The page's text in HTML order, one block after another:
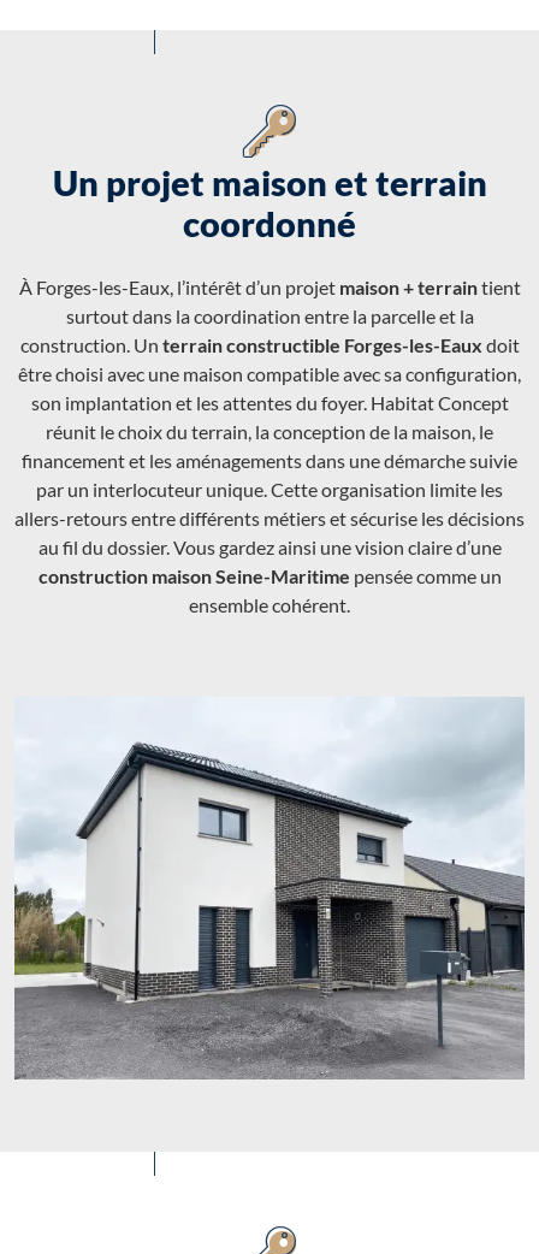
Un projet maison et terrain
coordonné
À Forges-les-Eaux, l’intérêt d’un projet maison + terraintient
surtout dans la coordination entre la parcelle et la
construction. Un terrain constructible Forges-les-Eaux doit
être choisi avec une maison compatible avec sa configuration,
son implantation et les attentes du foyer. Habitat Concept
réunit le choix du terrain, la conception de la maison, le
financement et les aménagements dans une démarche suivie
par un interlocuteur unique. Cette organisation limite les
allers-retours entre différents métiers et sécurise les décisions
au fil du dossier. Vous gardez ainsi une vision claire d’une
construction maison Seine-Maritime pensée comme un
ensemble cohérent.